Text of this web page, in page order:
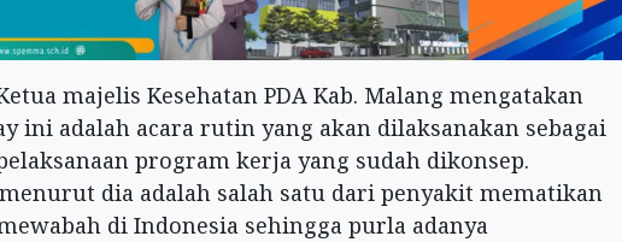
majelis Kesehatan PDA Kab. Malang mengatakan
ini adalah acara rutin yang akan dilaksanakan sebagai
program kerja yang sudah dikonsep.
dia adalah salah satu dari penyakit mematikan
di Indonesia sehingga purla adanya